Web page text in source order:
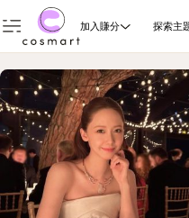
加入賺分 探索主